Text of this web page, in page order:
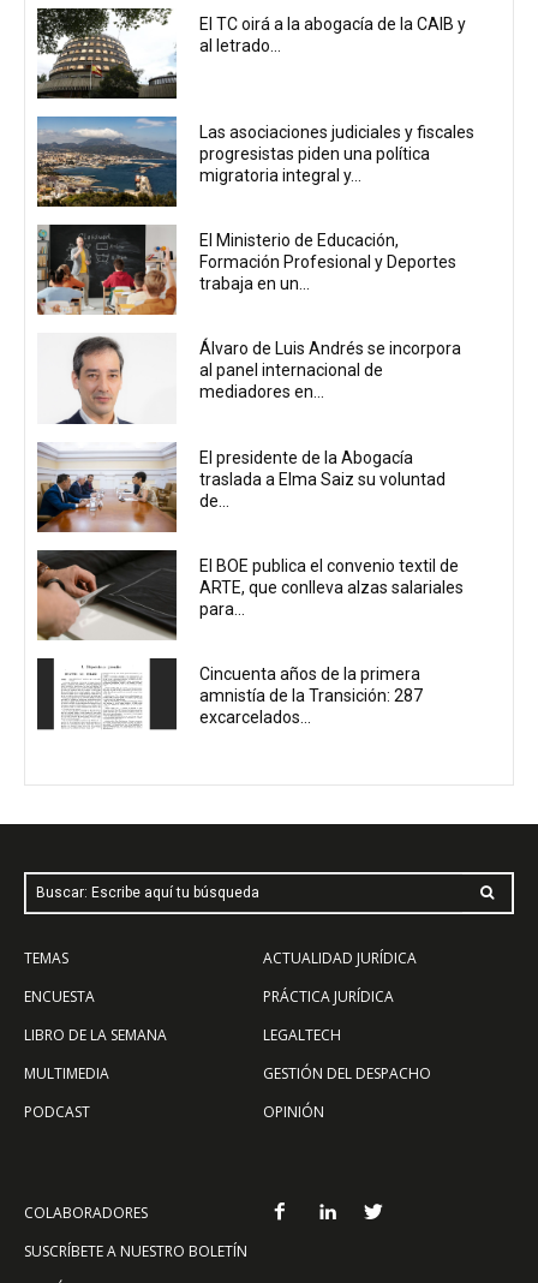
El TC oirá a la abogacía de la CAIB y
al letrado...
Las asociaciones judiciales y fiscales
progresistas piden una política
migratoria integral y...
El Ministerio de Educación,
Formación Profesional y Deportes
trabaja en un...
Álvaro de Luis Andrés se incorpora
al panel internacional de
mediadores en...
El presidente de la Abogacía
traslada a Elma Saiz su voluntad
de...
El BOE publica el convenio textil de
ARTE, que conlleva alzas salariales
para...
Cincuenta años de la primera
amnistía de la Transición: 287
excarcelados...
Buscar: Escribe aquí tu búsqueda
TEMAS
ENCUESTA
LIBRO DE LA SEMANA
MULTIMEDIA
PODCAST
ACTUALIDAD JURÍDICA
PRÁCTICA JURÍDICA
LEGALTECH
GESTIÓN DEL DESPACHO
OPINIÓN
COLABORADORES
SUSCRÍBETE A NUESTRO BOLETÍN